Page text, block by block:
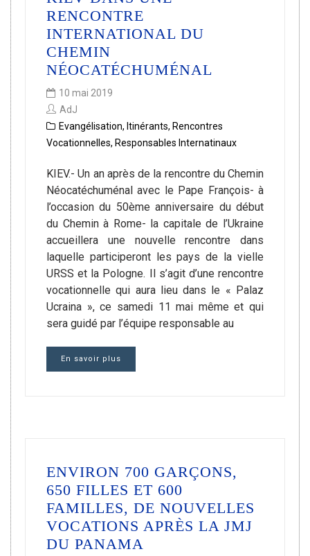
RENCONTRE
INTERNATIONAL DU
CHEMIN
NÉOCATÉCHUMÉNAL
10 mai 2019
AdJ
Evangélisation, Itinérants, Rencontres
Vocationnelles, Responsables Internatinaux
KIEV.- Un an après de la rencontre du Chemin
Néocatéchuménal avec le Pape François- à
l’occasion du 50ème anniversaire du début
du Chemin à Rome- la capitale de l’Ukraine
accueillera une nouvelle rencontre dans
laquelle participeront les pays de la vielle
URSS et la Pologne. Il s’agit d’une rencontre
vocationnelle qui aura lieu dans le « Palaz
Ucraina », ce samedi 11 mai même et qui
sera guidé par l’équipe responsable au
En savoir plus
ENVIRON 700 GARÇONS,
650 FILLES ET 600
FAMILLES, DE NOUVELLES
VOCATIONS APRÈS LA JMJ
DU PANAMA